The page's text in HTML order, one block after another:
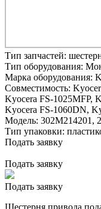
Тип запчастей:
Тип оборудования:
Марка оборудования:
Совместимость:
Kyocera FS-1025MFP,
Kyocera FS-1060DN,
Модель: 302M214201,
Тип упаковки:
Подать заявку
Подать заявку
Подать заявку
Шестерня привода